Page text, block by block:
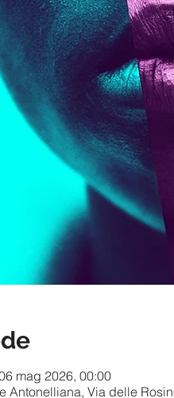
mag 2026, 00:00
Antonelliana, Via delle